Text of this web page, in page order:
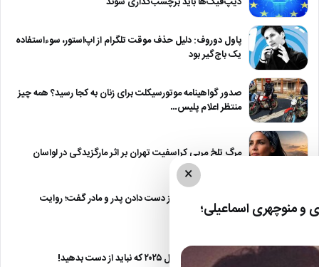
پاول دوروف: دلیل حذف موقت تلگرام از اپ‌استور، سوءاستفاده
یک باج‌گیر بود
صدور گواهینامه موتورسیکلت برای زنان به کجا رسید؟ همه چیز
منتظر اعلام پلیس…
مرگ تلخ مربی کراسفیت تهران بر اثر مارگزیدگی در لواسان
حمید استیلی از غم از دست دادن پدر و مادر گفت؛ روایت
صریح…
معرفی ۶ مینی سریال ۲۰۲۵ که نباید از دست بدهید!
×
منوچهری اسماعیلی؛